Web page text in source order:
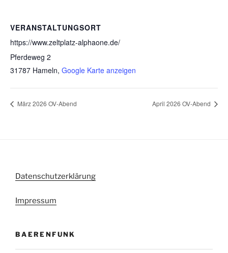
VERANSTALTUNGSORT
https://www.zeltplatz-alphaone.de/
Pferdeweg 2
31787 Hameln, Google Karte anzeigen
März 2026 OV-Abend April 2026 OV-Abend
Datenschutzerklärung
Impressum
BAERENFUNK